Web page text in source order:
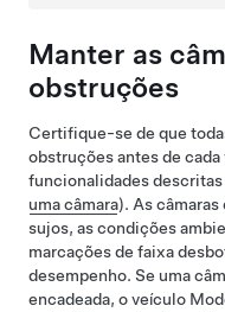
Manter as
obstruções
Certifique-se de que
obstruções antes de
funcionalidades
uma câmara). As câmaras
sujos, as condições
marcações de faixa
desempenho. Se uma
encadeada, o veículo